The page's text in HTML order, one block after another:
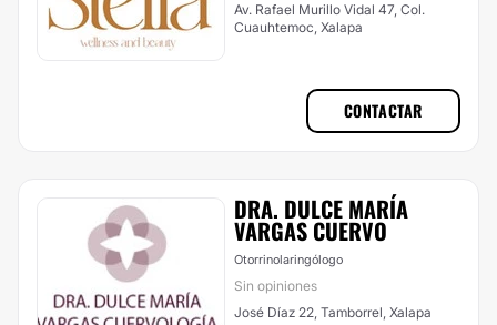
Av. Rafael Murillo Vidal 47, Col.
Cuauhtemoc, Xalapa
CONTACTAR
DRA. DULCE MARÍA
VARGAS CUERVO
Otorrinolaringólogo
Sin opiniones
José Díaz 22, Tamborrel, Xalapa